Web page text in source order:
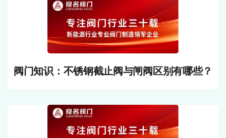
阀门知识：不锈钢截止阀与闸阀区别有哪些？